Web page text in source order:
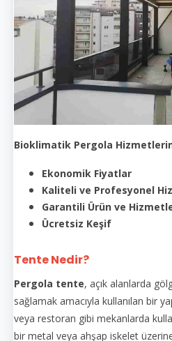
Bioklimatik Pergola
Ekonomik Fiyatlar
Kaliteli ve Profesyonel
Garantili Ürün ve
Ücretsiz Keşif
Tente Nedir?
Pergola tente, açık alanlarda
sağlamak amacıyla kullanılan bir
veya restoran gibi mekanlarda
bir metal veya ahşap iskelet